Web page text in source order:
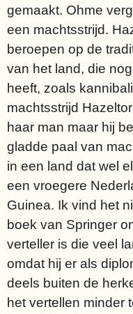
gemaakt. Ohme
een machtsstrijd.
beroepen op de
van het land, die
heeft, zoals
machtsstrijd
haar man maar hij
gladde paal van
in een land dat wel
een vroegere
Guinea. Ik vind het
boek van Springer
verteller is die veel
omdat hij er als
deels buiten de
het vertellen minder